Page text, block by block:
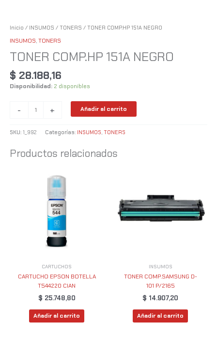
Inicio / INSUMOS / TONERS / TONER COMP.HP 151A NEGRO
INSUMOS,TONERS
TONER COMP.HP 151A NEGRO
$ 28.188,16
Disponibilidad: 2 disponibles
- + Añadir al carrito
SKU: 1_992 Categorías: INSUMOS ,TONERS
Productos relacionados
CARTUCHOS
CARTUCHO EPSON BOTELLA
T544220 CIAN
$ 25.748,80
Añadir al carrito
INSUMOS
TONER COMP.SAMSUNG D-
101 P/2165
$ 14.907,20
Añadir al carrito